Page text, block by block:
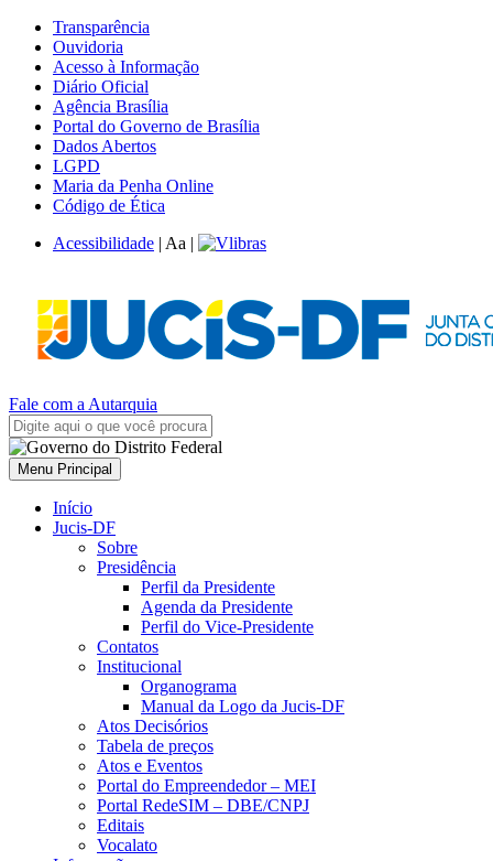
Transparência
Ouvidoria
Acesso à Informação
Diário Oficial
Agência Brasília
Portal do Governo de Brasília
Dados Abertos
LGPD
Maria da Penha Online
Código de Ética
Acessibilidade | Aa |
Fale com a Autarquia
Menu Principal
Início
Jucis-DF
Sobre
Presidência
Perfil da Presidente
Agenda da Presidente
Perfil do Vice-Presidente
Contatos
Institucional
Organograma
Manual da Logo da Jucis-DF
Atos Decisórios
Tabela de preços
Atos e Eventos
Portal do Empreendedor – MEI
Portal RedeSIM – DBE/CNPJ
Editais
Vocalato